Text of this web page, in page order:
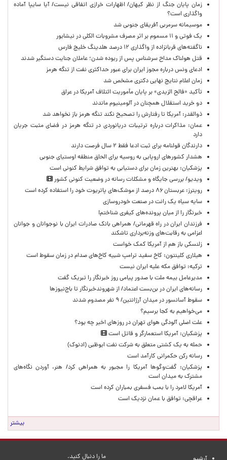
زمان پایان جنگ از نظر کیهان/ اظهارات خرازی اتفاقی نیست/ آیا سایپا آماده
واگذاری است؟
موسیمانه سرمربی آفریقای جنوبی شد
یک فوتی و ۱۱ مسموم بر اثر مصرف مشروبات الکلی در نیشابور
ناگفته‌های قربانزاده از واگذاری ۱۲ درصد هلدینگ خلیج فارس
قتل هولناک مداح سرشناس پس از ربوده شدن؛ عاملان جنایت دستگیر شدند
ادعای ونس درباره مجوز ایران برای عبور حداکثری نفت از تنگه هرمز
زمان اعلام نتایج نهایی دکتری مشخص شد
تأکید «فالح الزیدی» بر پایان مأموریت ائتلاف آمریکا در عراق
دو خرید استقلال همچنان در آلومینیوم ماندند
ذوالقدر: آمریکا تا رفتارش را تصحیح نکند تنگه هرمز باز نخواهد شد
عمان: مذاکرات درباره ترتیبات دریانوردی در تنگه هرمز در فضای مثبت جریان
دارد
دارندگان قولنامه برای ثبت ادعا فقط ۲ سال فرصت دارند
هشدار کشورهای اروپایی به روسیه برای الحاق منطقه اوستیای جنوبی
پزشکیان‌: بهترین زمان برای دستیابی به توافق شرایط کنونی است
ویدیو/ بررسی جایگاه و مشکلات رسانه در وضعیت کنونی کشور
رویترز: عربستان ۸۶ درصد از موشک‌های پاتریوت خود را استفاده کرده است
سایه سیاه یک رانت در صنعت خودروسازی
خبرنگار را از میان پرونده‌های کیفری شناختم!
​فرزندان ایران در راه قهرمانی/ همراهی بانک صادرات ایران با نوجوانان و جوانان
اعزامی به رقابت‌های وزنه‌برداری تاشکند
زلنسکی باز هم از آمریکا کمک خواست
هیلاری کلینتون: کاخ سفید ترامپ شبیه کاخ‌های صدام در زمان سقوط است
ترکیه: توافق مکه علیه ایران نیست
مدیرعامل بیمه ملت با صدور پیامی روز خبرنگار را تبریک گفت
رسانه‌های ایران در بن‌بست اعتماد/ از شهروندخبرنگار تا باج‌نیوزها
سقوط آسانسور در میدان آرژانتین/ ۹ نفر مصدوم شدند
می‌خواهیم به کجا برسیم؟
علت اصلی آلودگی هوای تهران در روزهای اخیر چه بود؟
پزشکیان: آمریکا استعمارگر و قاتل است
حمله به یک کشتی متعلق به شرکت نفت ابوظبی (ادنوک)
رسانه رکن حکمرانی کارآمد است
پزشکیان: گفت‌وگوها آمریکا را مجبور به همراهی کرد/ هنر، آوردن نگاه‌های
مشترک به میدان است
آمریکا لامرد را با بمب فسفری بمباران کرده است
عراقچی: توافق با عمان نزدیک است
بیشتر
ما را دنبال کنید.